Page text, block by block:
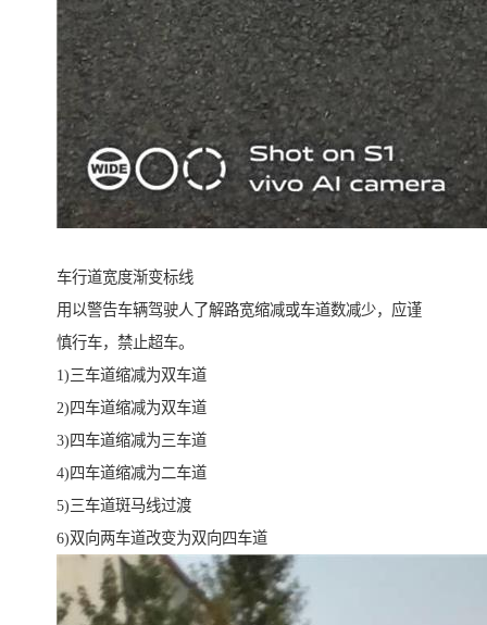
车行道宽度渐变标线
用以警告车辆驾驶人了解路宽缩减或车道数减少，应谨
慎行车，禁止超车。
1)三车道缩减为双车道
2)四车道缩减为双车道
3)四车道缩减为三车道
4)四车道缩减为二车道
5)三车道斑马线过渡
6)双向两车道改变为双向四车道